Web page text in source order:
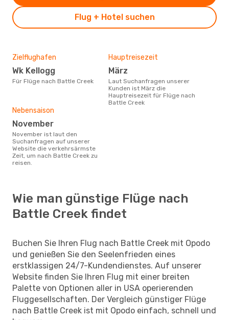
Flug + Hotel suchen
Zielflughafen
Wk Kellogg
Für Flüge nach Battle Creek
Hauptreisezeit
März
Laut Suchanfragen unserer
Kunden ist März die
Hauptreisezeit für Flüge nach
Battle Creek
Nebensaison
November
November ist laut den
Suchanfragen auf unserer
Website die verkehrsärmste
Zeit, um nach Battle Creek zu
reisen.
Wie man günstige Flüge nach
Battle Creek findet
Buchen Sie Ihren Flug nach Battle Creek mit Opodo
und genießen Sie den Seelenfrieden eines
erstklassigen 24/7-Kundendienstes. Auf unserer
Website finden Sie Ihren Flug mit einer breiten
Palette von Optionen aller in USA operierenden
Fluggesellschaften. Der Vergleich günstiger Flüge
nach Battle Creek ist mit Opodo einfach, schnell und